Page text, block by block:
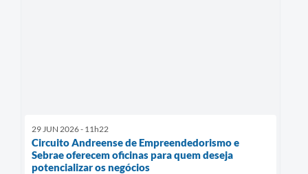
29 JUN 2026 - 11h22
Circuito Andreense de Empreendedorismo e
Sebrae oferecem oficinas para quem deseja
potencializar os negócios